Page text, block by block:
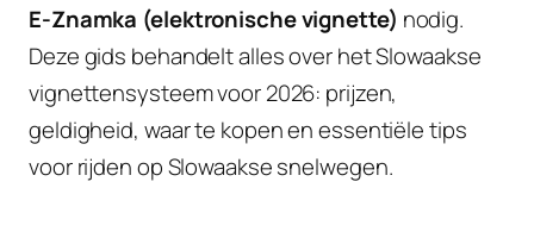
E-Znamka (elektronische vignette) nodig.
Deze gids behandelt alles over het Slowaakse
vignettensysteem voor 2026: prijzen,
geldigheid, waar te kopen en essentiële tips
voor rijden op Slowaakse snelwegen.